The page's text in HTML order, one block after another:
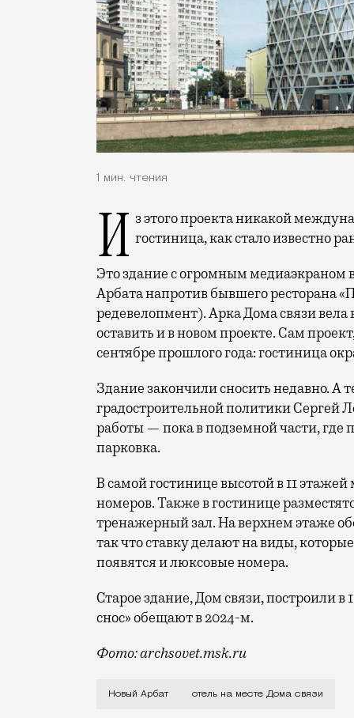
1 мин. чтения
Из этого проекта никакой международный бренд не выйдет: четырехзвездочная гостиница, как стало известно
Это здание с огромным медиаэкраном
Арбата напротив бывшего ресторана
редевелопмент). Арка Дома связи
оставить и в новом проекте. Сам
сентябре прошлого года: гостиница
Здание закончили сносить недавно. А
градостроительной политики Сергей
работы — пока в подземной части, где
парковка.
В самой гостинице высотой в 11
номеров. Также в гостинице
тренажерный зал. На верхнем этаже
так что ставку делают на виды,
появятся и люксовые номера.
Старое здание, Дом связи, построили в
снос» обещают в 2024-м.
Фото: archsovet.msk.ru
Из этого проекта никакой
Новый Арбат отель на месте Дома связи